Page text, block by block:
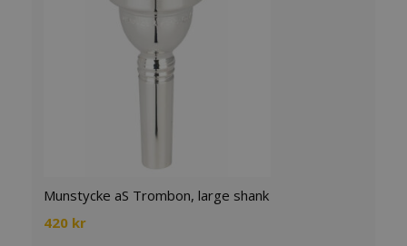
Munstycke aS Trombon, large shank
420 kr